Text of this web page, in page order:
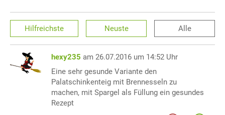
Hilfreichste Neuste Alle
hexy235 am 26.07.2016 um 14:52 Uhr
Eine sehr gesunde Variante den
Palatschinkenteig mit Brennesseln zu
machen, mit Spargel als Füllung ein gesundes
Rezept